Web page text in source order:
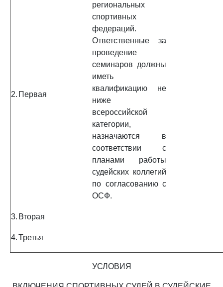
2. Первая
региональных
спортивных
федераций.
Ответственные за
проведение
семинаров должны
иметь
квалификацию не
ниже
всероссийской
категории,
назначаются в
соответствии с
планами работы
судейских коллегий
по согласованию с
ОСФ.
3. Вторая
4.Третья
УСЛОВИЯ